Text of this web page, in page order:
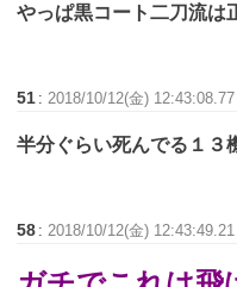
やっぱ黒コート二刀流は
51 : 2018/10/12(金)
半分ぐらい死んでる１３
58 : 2018/10/12(金)